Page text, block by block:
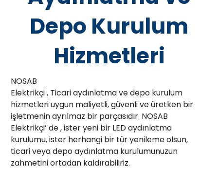
Depo Kurulum
Hizmetleri
NOSAB
Elektrikçi , Ticari aydınlatma ve depo kurulum
hizmetleri uygun maliyetli, güvenli ve üretken bir
işletmenin ayrılmaz bir parçasıdır. NOSAB
Elektrikçi’ de , ister yeni bir LED aydınlatma
kurulumu, ister herhangi bir tür yenileme olsun,
ticari veya depo aydınlatma kurulumunuzun
zahmetini ortadan kaldırabiliriz.